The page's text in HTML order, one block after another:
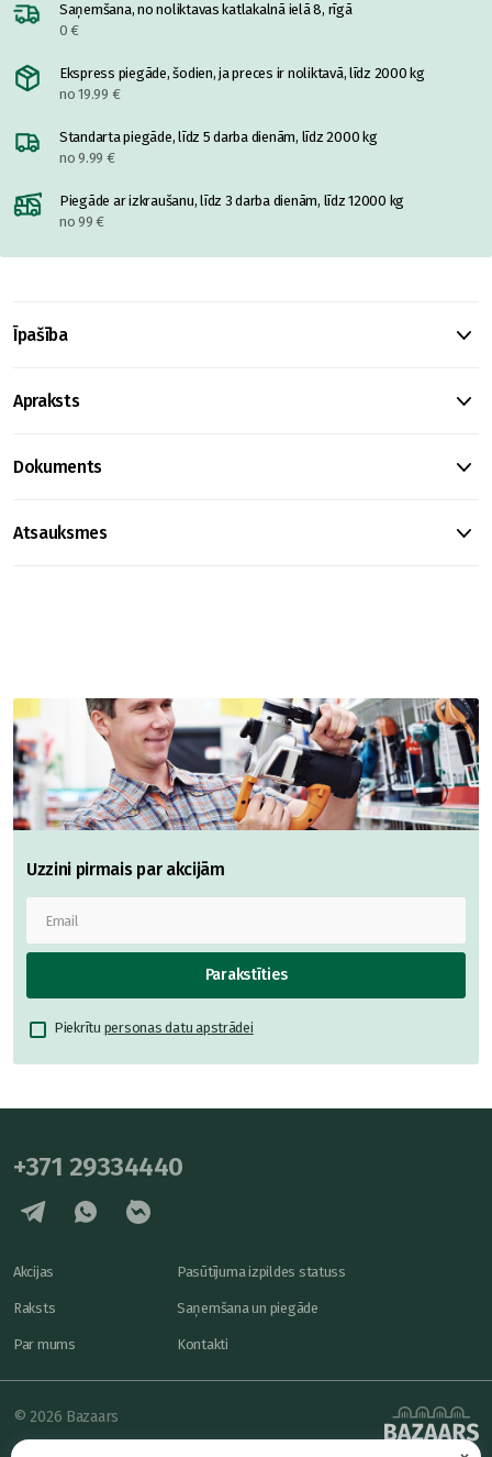
Saņemšana, no noliktavas katlakalnā ielā 8, rīgā
0 €
Ekspress piegāde, šodien, ja preces ir noliktavā, līdz 2000 kg
no 19.99 €
Standarta piegāde, līdz 5 darba dienām, līdz 2000 kg
no 9.99 €
Piegāde ar izkraušanu, līdz 3 darba dienām, līdz 12000 kg
no 99 €
Īpašība
Apraksts
Dokuments
Atsauksmes
Uzzini pirmais par akcijām
Parakstīties
Piekrītu personas datu apstrādei
+371 29334440
Akcijas
Raksts
Par mums
Pasūtījuma izpildes statuss
Saņemšana un piegāde
Kontakti
© 2026 Bazaars